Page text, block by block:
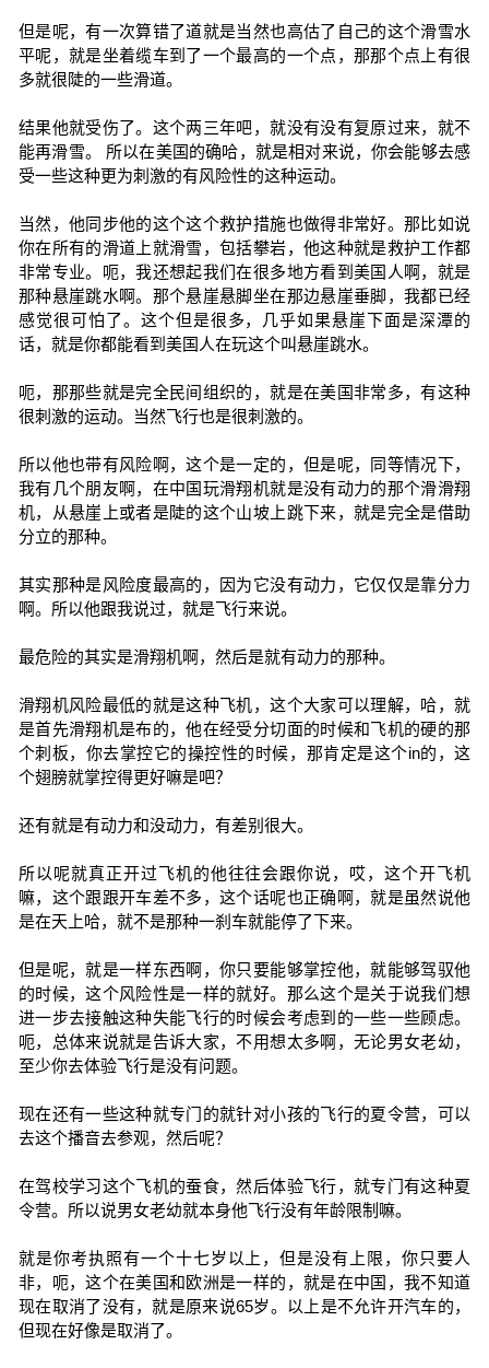
但是呢，有一次算错了道就是当然也高估了自己的这个滑雪水
平呢，就是坐着缆车到了一个最高的一个点，那那个点上有很
多就很陡的一些滑道。
结果他就受伤了。这个两三年吧，就没有没有复原过来，就不
能再滑雪。 所以在美国的确哈，就是相对来说，你会能够去感
受一些这种更为刺激的有风险性的这种运动。
当然，他同步他的这个这个救护措施也做得非常好。那比如说
你在所有的滑道上就滑雪，包括攀岩，他这种就是救护工作都
非常专业。呃，我还想起我们在很多地方看到美国人啊，就是
那种悬崖跳水啊。那个悬崖悬脚坐在那边悬崖垂脚，我都已经
感觉很可怕了。这个但是很多，几乎如果悬崖下面是深潭的
话，就是你都能看到美国人在玩这个叫悬崖跳水。
呃，那那些就是完全民间组织的，就是在美国非常多，有这种
很刺激的运动。当然飞行也是很刺激的。
所以他也带有风险啊，这个是一定的，但是呢，同等情况下，
我有几个朋友啊，在中国玩滑翔机就是没有动力的那个滑滑翔
机，从悬崖上或者是陡的这个山坡上跳下来，就是完全是借助
分立的那种。
其实那种是风险度最高的，因为它没有动力，它仅仅是靠分力
啊。所以他跟我说过，就是飞行来说。
最危险的其实是滑翔机啊，然后是就有动力的那种。
滑翔机风险最低的就是这种飞机，这个大家可以理解，哈，就
是首先滑翔机是布的，他在经受分切面的时候和飞机的硬的那
个刺板，你去掌控它的操控性的时候，那肯定是这个in的，这
个翅膀就掌控得更好嘛是吧？
还有就是有动力和没动力，有差别很大。
所以呢就真正开过飞机的他往往会跟你说，哎，这个开飞机
嘛，这个跟跟开车差不多，这个话呢也正确啊，就是虽然说他
是在天上哈，就不是那种一刹车就能停了下来。
但是呢，就是一样东西啊，你只要能够掌控他，就能够驾驭他
的时候，这个风险性是一样的就好。那么这个是关于说我们想
进一步去接触这种失能飞行的时候会考虑到的一些一些顾虑。
呃，总体来说就是告诉大家，不用想太多啊，无论男女老幼，
至少你去体验飞行是没有问题。
现在还有一些这种就专门的就针对小孩的飞行的夏令营，可以
去这个播音去参观，然后呢？
在驾校学习这个飞机的蚕食，然后体验飞行，就专门有这种夏
令营。所以说男女老幼就本身他飞行没有年龄限制嘛。
就是你考执照有一个十七岁以上，但是没有上限，你只要人
非，呃，这个在美国和欧洲是一样的，就是在中国，我不知道
现在取消了没有，就是原来说65岁。以上是不允许开汽车的，
但现在好像是取消了。